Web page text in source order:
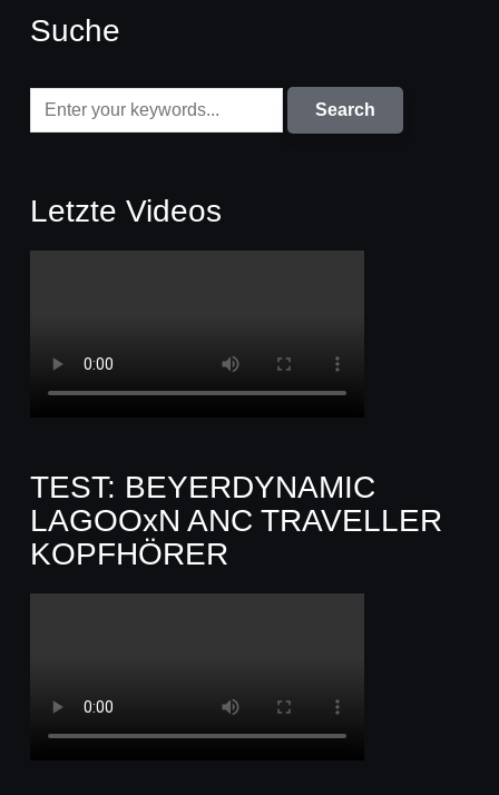
Suche
Letzte Videos
TEST: BEYERDYNAMIC
LAGOOxN ANC TRAVELLER
KOPFHÖRER